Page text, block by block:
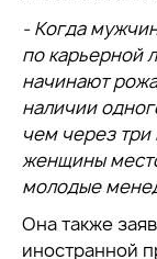
- Когда
по карьерной
начинают
наличии
чем через три
женщины
молодые
Она также
иностранной